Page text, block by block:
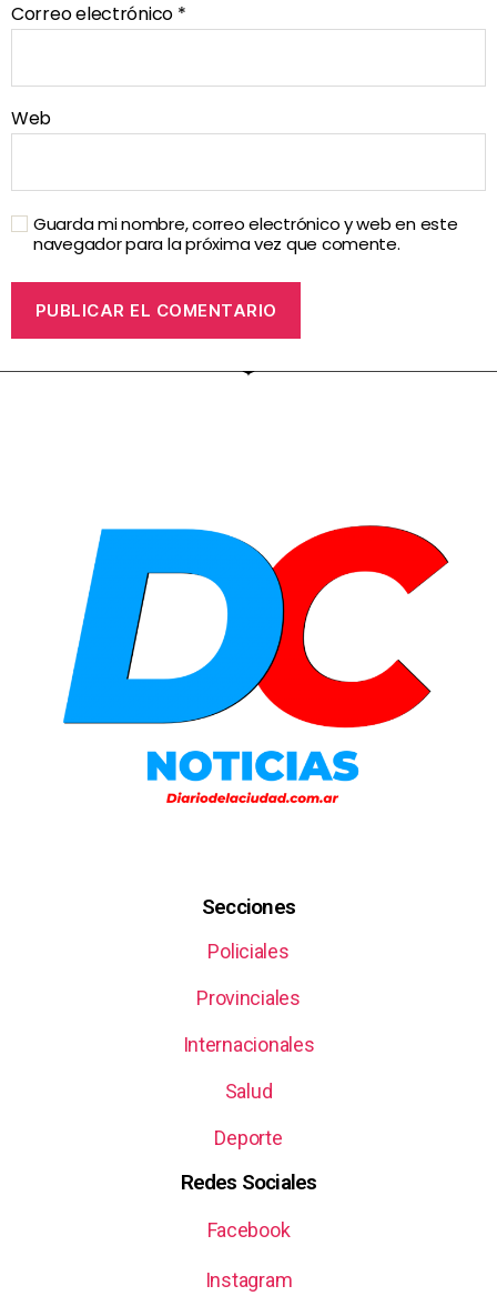
Correo electrónico *
Web
Guarda mi nombre, correo electrónico y web en este
navegador para la próxima vez que comente.
Secciones
Policiales
Provinciales
Internacionales
Salud
Deporte
Redes Sociales
Facebook
Instagram